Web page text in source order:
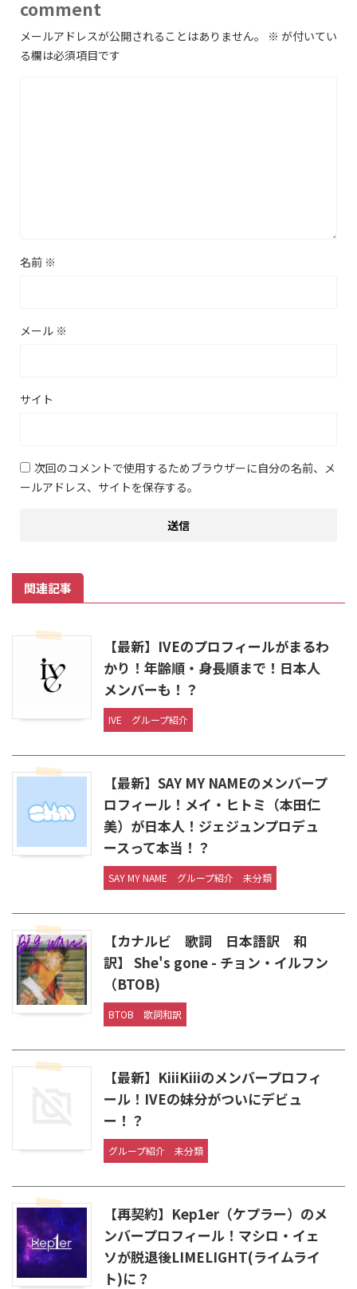
comment
メールアドレスが公開されることはありません。 ※ が付いてい
る欄は必須項目です
名前 ※
メール ※
サイト
次回のコメントで使用するためブラウザーに自分の名前、メ
ールアドレス、サイトを保存する。
関連記事
【最新】IVEのプロフィールがまるわ
かり！年齢順・身長順まで！日本人
メンバーも！？
IVE グループ紹介
【最新】SAY MY NAMEのメンバープ
ロフィール！メイ・ヒトミ（本田仁
美）が日本人！ジェジュンプロデュ
ースって本当！？
SAY MY NAME グループ紹介 未分類
【カナルビ 歌詞 日本語訳 和
訳】 She's gone - チョン・イルフン
（BTOB)
BTOB 歌詞和訳
【最新】KiiiKiiiのメンバープロフィ
ール！IVEの妹分がついにデビュ
ー！？
グループ紹介 未分類
【再契約】Kep1er（ケプラー）のメ
ンバープロフィール！マシロ・イェ
ソが脱退後LIMELIGHT(ライムライ
ト)に？